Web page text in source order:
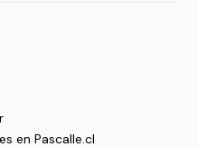
en Pascalle.cl